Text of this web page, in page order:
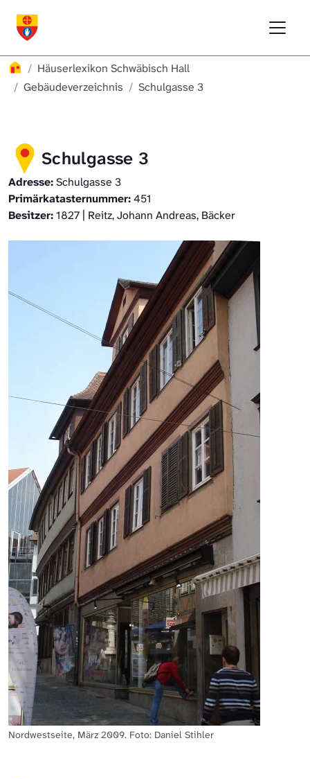
Häuserlexikon
Häuserlexikon Schwäbisch Hall
Gebäudeverzeichnis
Schulgasse 3
Schulgasse 3
Adresse:Schulgasse 3
Primärkatasternummer:451
Besitzer:1827 | Reitz, Johann Andreas, Bäcker
Nordwestseite, März 2009. Foto: Daniel Stihler
Häuserlexikon Steinbach
Digitale Nachschlagewerke